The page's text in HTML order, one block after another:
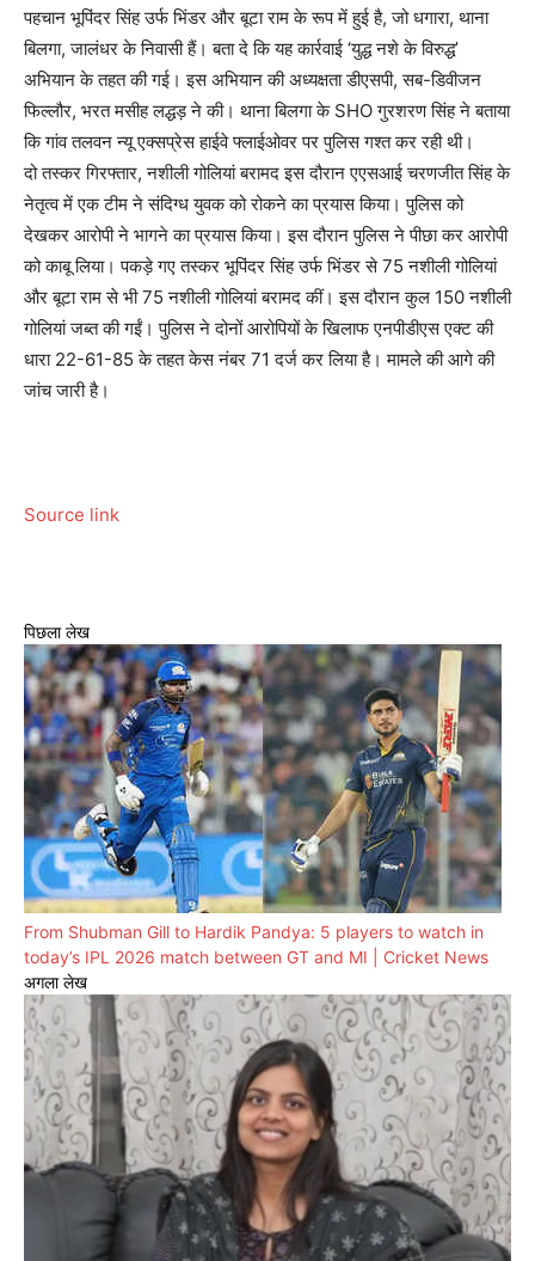
पहचान भूपिंदर सिंह उर्फ ​​भिंडर और बूटा राम के रूप में हुई है, जो धगारा, थाना
बिलगा, जालंधर के निवासी हैं। बता दे कि यह कार्रवाई ‘युद्ध नशे के विरुद्ध’
अभियान के तहत की गई। इस अभियान की अध्यक्षता डीएसपी, सब-डिवीजन
फिल्लौर, भरत मसीह लद्धड़ ने की। थाना बिलगा के SHO गुरशरण सिंह ने बताया
कि गांव तलवन न्यू एक्सप्रेस हाईवे फ्लाईओवर पर पुलिस गश्त कर रही थी।
दो तस्कर गिरफ्तार, नशीली गोलियां बरामद इस दौरान एएसआई चरणजीत सिंह के
नेतृत्व में एक टीम ने संदिग्ध युवक को रोकने का प्रयास किया। पुलिस को
देखकर आरोपी ने भागने का प्रयास किया। इस दौरान पुलिस ने पीछा कर आरोपी
को काबू लिया। पकड़े गए तस्कर भूपिंदर सिंह उर्फ ​​भिंडर से 75 नशीली गोलियां
और बूटा राम से भी 75 नशीली गोलियां बरामद कीं। इस दौरान कुल 150 नशीली
गोलियां जब्त की गईं। पुलिस ने दोनों आरोपियों के खिलाफ एनपीडीएस एक्ट की
धारा 22-61-85 के तहत केस नंबर 71 दर्ज कर लिया है। मामले की आगे की
जांच जारी है।
Source link
पिछला लेख
From Shubman Gill to Hardik Pandya: 5 players to watch in
today’s IPL 2026 match between GT and MI | Cricket News
अगला लेख